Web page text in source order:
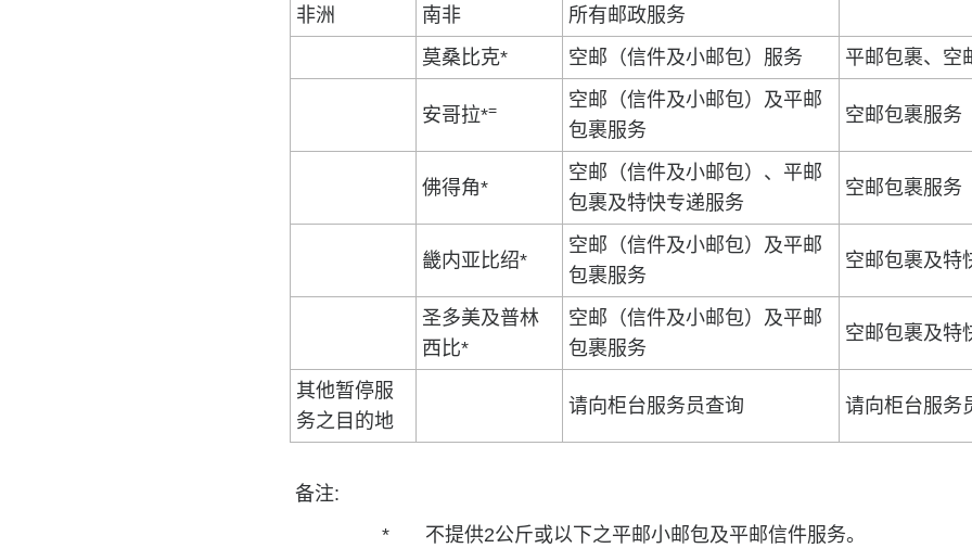
非洲 南非
所有邮政服务
莫桑比克*
空邮（信件及小邮包）服务 平邮包裹、空
安哥拉*=
空邮（信件及小邮包）及平邮
包裹服务
空邮包裹服务
佛得角*
空邮（信件及小邮包）、平邮
包裹及特快专递服务
空邮包裹服务
畿内亚比绍*
空邮（信件及小邮包）及平邮
包裹服务
空邮包裹及特
圣多美及普林
西比*
空邮（信件及小邮包）及平邮
包裹服务
空邮包裹及特
其他暂停服
务之目的地
请向柜台服务员查询 请向柜台服务
备注:
*
不提供2公斤或以下之平邮小邮包及平邮信件服务。